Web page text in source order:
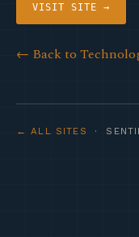
VISIT SITE →
← Back to
← ALL SITES ·